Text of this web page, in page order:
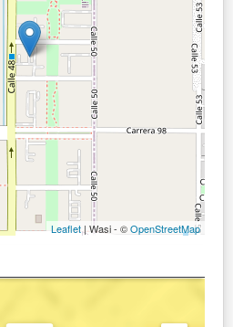
Leaflet| Wasi - ©OpenStreetMap